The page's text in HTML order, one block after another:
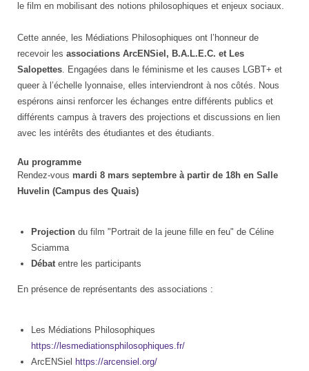
le film en mobilisant des notions philosophiques et enjeux sociaux.
Cette année, les Médiations Philosophiques ont l’honneur de
recevoir les associations ArcENSiel, B.A.L.E.C. et Les
Salopettes. Engagées dans le féminisme et les causes LGBT+ et
queer à l’échelle lyonnaise, elles interviendront à nos côtés. Nous
espérons ainsi renforcer les échanges entre différents publics et
différents campus à travers des projections et discussions en lien
avec les intérêts des étudiantes et des étudiants.
Au programme
Rendez-vous mardi 8 mars septembre à partir de 18h en Salle
Huvelin (Campus des Quais)
Projectiondu film "Portrait de la jeune fille en feu" de Céline
Sciamma
Débatentre les participants
En présence de représentants des associations :
Les Médiations Philosophiques
https://lesmediationsphilosophiques.fr/
ArcENSiel https://arcensiel.org/